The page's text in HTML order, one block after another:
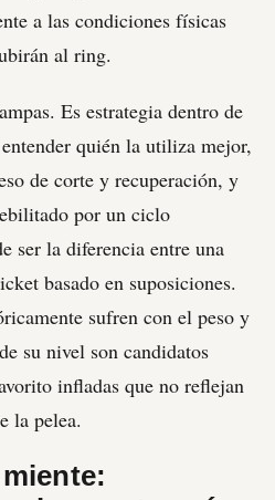
a las condiciones físicas
al ring.
Es estrategia dentro de
quién la utiliza mejor,
de corte y recuperación, y
por un ciclo
ser la diferencia entre una
basado en suposiciones.
sufren con el peso y
su nivel son candidatos
infladas que no reflejan
la pelea.